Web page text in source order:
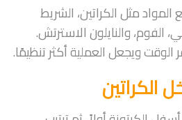
مثل الكراتين، الشريط
الفوم، والنايلون الاسترتش.
ويجعل العملية أكثر تنظيمًا.
الكراتين